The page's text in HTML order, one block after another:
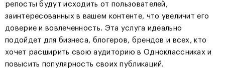
репосты будут исходить от пользователей,
заинтересованных в вашем контенте, что увеличит его
доверие и вовлеченность. Эта услуга идеально
подойдет для бизнеса, блогеров, брендов и всех, кто
хочет расширить свою аудиторию в Одноклассниках и
повысить популярность своих публикаций.